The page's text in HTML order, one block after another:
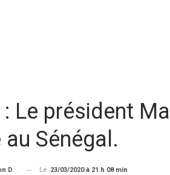
: Le président
au Sénégal.
Le 23/03/2020 à 21 h 08 min